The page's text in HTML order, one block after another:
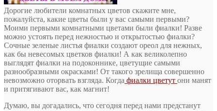
Дорогие любители комнатных цветов скажите мне,
пожалуйста, какие цветы были у вас самыми первыми?
Моими первыми комнатными цветами были фиалки! Разве
можно устоять перед нежностью и открытостью фиалки?
Сочные зеленые листья фиалки создают ореол для нежных,
как бы невесомых цветков фиалки! А как великолепно
выглядят фиалки на подоконнике, цветущие самыми
разнообразными окрасками! От такого зрелища совершенно
невозможно оторвать взгляда. Когда фиалки цветут они манят
и притягивают вас, как магнит!
Думаю, вы догадались, что сегодня перед нами предстанут